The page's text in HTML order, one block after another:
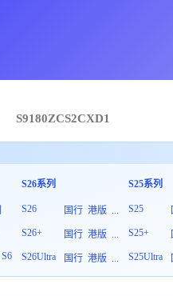
S9180ZCS2CXD1
S6
S26系列
S26 国行 港版 ...
S26+
国行 港版 ...
S26Ultra
国行 港版 ...
S25系列
S25
S25+
S25Ultra